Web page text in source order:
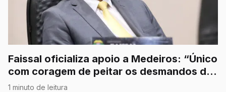
Faissal oficializa apoio a Medeiros: “Único
com coragem de peitar os desmandos do
STF”
1 minuto de leitura